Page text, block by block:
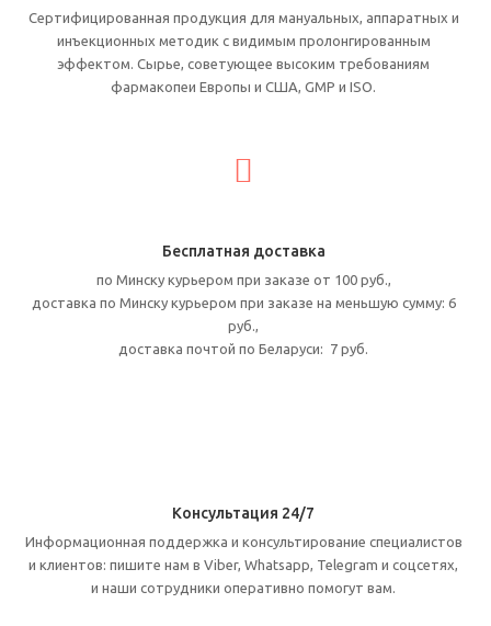
Cертифицированная продукция для мануальных, аппаратных и
инъекционных методик с видимым пролонгированным
эффектом. Cырье, советующее высоким требованиям
фармакопеи Европы и США, GMP и ISO.
Бесплатная доставка
по Минску курьером при заказе от 100 руб.,
доставка по Минску курьером при заказе на меньшую сумму: 6
руб.,
доставка почтойпо Беларуси: 7 руб.
Консультация 24/7
Информационная поддержка и консультирование специалистов
и клиентов: пишите нам в Viber, Whatsapp, Telegram и соцсетях,
и наши сотрудники оперативно помогут вам.